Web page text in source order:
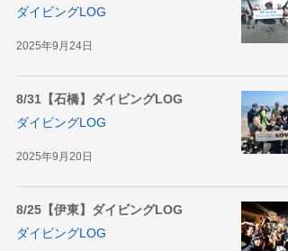
ダイビングLOG
2025年9月24日
8/31【石橋】ダイビングLOG
ダイビングLOG
2025年9月20日
8/25【伊東】ダイビングLOG
ダイビングLOG